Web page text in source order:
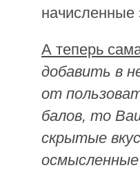
начисленные
А теперь
добавить в
от
балов, то
скрытые